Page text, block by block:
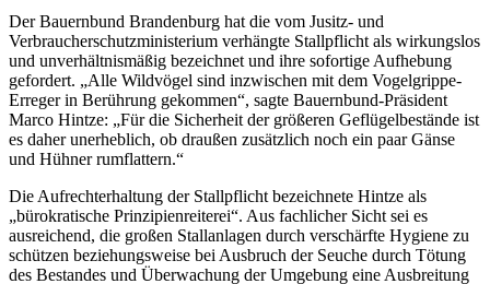
Der Bauernbund Brandenburg hat die vom Jusitz- und
Verbraucherschutzministerium verhängte Stallpflicht als wirkungslos
und unverhältnismäßig bezeichnet und ihre sofortige Aufhebung
gefordert. „Alle Wildvögel sind inzwischen mit dem Vogelgrippe-
Erreger in Berührung gekommen“, sagte Bauernbund-Präsident
Marco Hintze: „Für die Sicherheit der größeren Geflügelbestände ist
es daher unerheblich, ob draußen zusätzlich noch ein paar Gänse
und Hühner rumflattern.“
Die Aufrechterhaltung der Stallpflicht bezeichnete Hintze als
„bürokratische Prinzipienreiterei“. Aus fachlicher Sicht sei es
ausreichend, die großen Stallanlagen durch verschärfte Hygiene zu
schützen beziehungsweise bei Ausbruch der Seuche durch Tötung
des Bestandes und Überwachung der Umgebung eine Ausbreitung